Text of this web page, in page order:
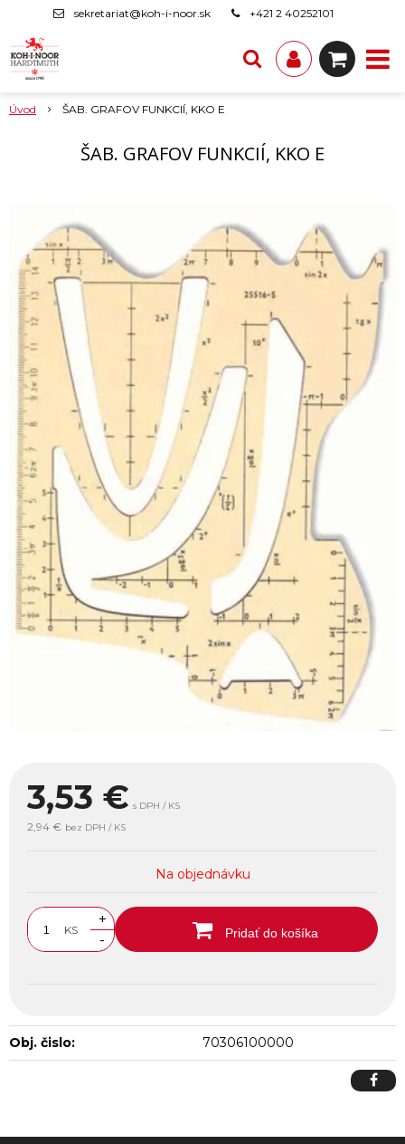
sekretariat@koh-i-noor.sk +421 2 40252101
Úvod ŠAB. GRAFOV FUNKCIÍ, KKO E
ŠAB. GRAFOV FUNKCIÍ, KKO E
3,53 € s DPH / KS
2,94 € bez DPH / KS
Na objednávku
KS
+
-
Pridať do košíka
Obj. čislo: 70306100000